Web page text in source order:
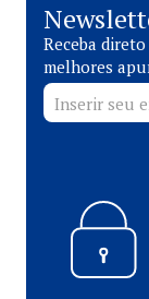
Receba
melhores